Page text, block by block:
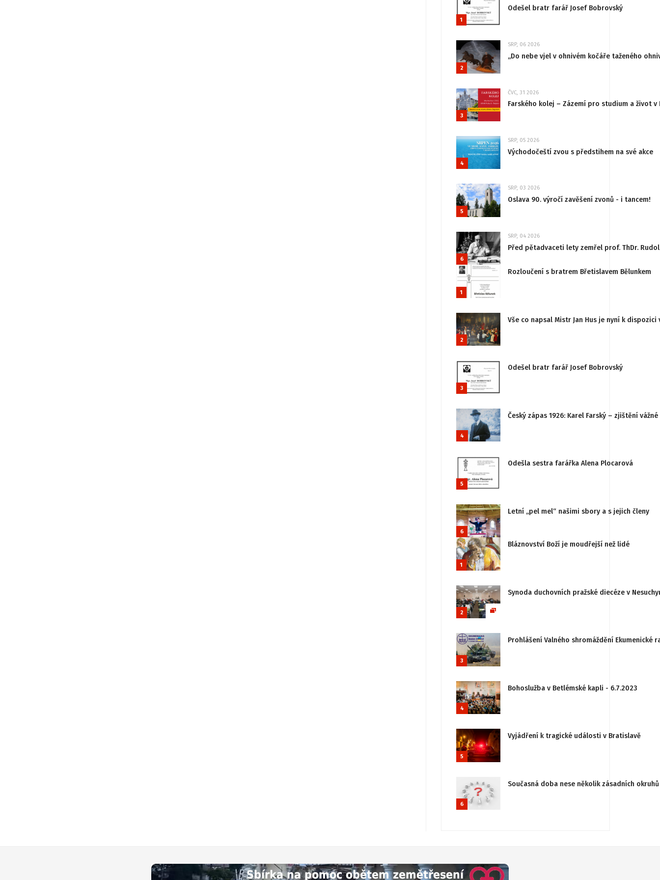
1
Odešel bratr farář Josef Bobrovský
2
SRP, 06 2026
„Do nebe vjel v ohnivém kočáře taženého
3
ČVC, 31 2026
Farského kolej – Zázemí pro studium a život v
4
SRP, 05 2026
Východočeští zvou s předstihem na své akce
5
SRP, 03 2026
Oslava 90. výročí zavěšení zvonů - i tancem!
6
SRP, 04 2026
Před pětadvaceti lety zemřel prof. ThDr.
1
Rozloučení s bratrem Břetislavem Bělunkem
2
Vše co napsal Mistr Jan Hus je nyní k
3
Odešel bratr farář Josef Bobrovský
4
Český zápas 1926: Karel Farský – zjištění
5
Odešla sestra farářka Alena Plocarová
6
Letní „pel mel“ našimi sbory a s jejich členy
1
Bláznovství Boží je moudřejší než lidé
2
Synoda duchovních pražské diecéze v
3
Prohlášení Valného shromáždění
4
Bohoslužba v Betlémské kapli - 6.7.2023
5
Vyjádření k tragické události v Bratislavě
6
Současná doba nese několik zásadních